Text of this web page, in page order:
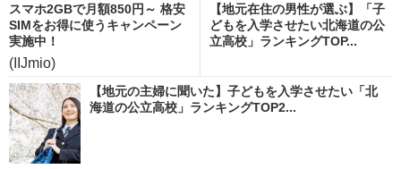
スマホ2GBで月額850円～ 格安
SIMをお得に使うキャンペーン
実施中！
(IIJmio)
【地元在住の男性が選ぶ】「子
どもを入学させたい北海道の公
立高校」ランキングTOP...
【地元の主婦に聞いた】子どもを入学させたい「北
海道の公立高校」ランキングTOP2...